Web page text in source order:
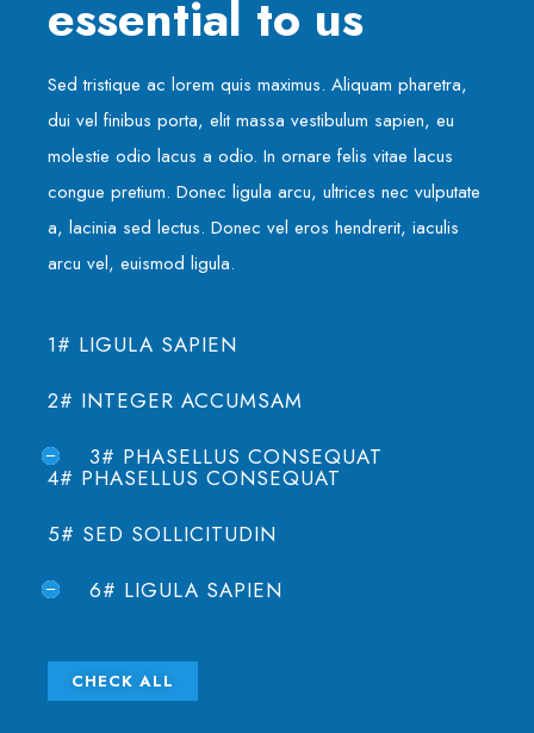
essential to us
Sed tristique ac lorem quis maximus. Aliquam pharetra,
dui vel finibus porta, elit massa vestibulum sapien, eu
molestie odio lacus a odio. In ornare felis vitae lacus
congue pretium. Donec ligula arcu, ultrices nec vulputate
a, lacinia sed lectus. Donec vel eros hendrerit, iaculis
arcu vel, euismod ligula.
1# LIGULA SAPIEN
2# INTEGER ACCUMSAM
3# PHASELLUS CONSEQUAT
4# PHASELLUS CONSEQUAT
5# SED SOLLICITUDIN
6# LIGULA SAPIEN
CHECK ALL